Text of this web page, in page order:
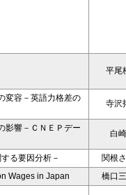
平尾
変容－英語力格差の
寺沢
影響－ＣＮＥＰデー
白
る要因分析－
関根
Wages in Japan
橋口